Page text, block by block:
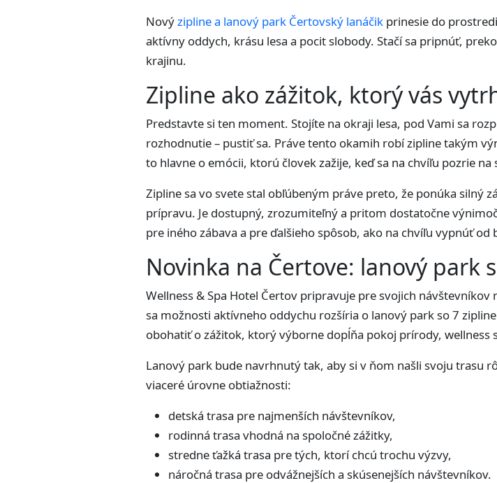
Novýzipline a lanový park Čertovský lanáčik prinesie do
aktívny oddych, krásu lesa a pocit slobody. Stačí sa pripnúť,
krajinu.
Zipline ako zážitok, ktorý vás
Predstavte si ten moment. Stojíte na okraji lesa, pod Vami sa
rozhodnutie – pustiť sa. Práve tento okamih robí zipline takým
to hlavne o emócii, ktorú človek zažije, keď sa na chvíľu pozrie
Zipline sa vo svete stal obľúbeným práve preto, že ponúka silný
prípravu. Je dostupný, zrozumiteľný a pritom dostatočne
pre iného zábava a pre ďalšieho spôsob, ako na chvíľu vypnúť od
Novinka na Čertove: lanový park
Wellness & Spa Hotel Čertov pripravuje pre svojich
sa možnosti aktívneho oddychu rozšíria o lanový park so 7
obohatiť o zážitok, ktorý výborne dopĺňa pokoj prírody, wellness
Lanový park bude navrhnutý tak, aby si v ňom našli svoju trasu
viaceré úrovne obtiažnosti:
detská trasa pre najmenších návštevníkov,
rodinná trasa vhodná na spoločné zážitky,
stredne ťažká trasa pre tých, ktorí chcú trochu výzvy,
náročná trasa pre odvážnejších a skúsenejších návštevníkov.